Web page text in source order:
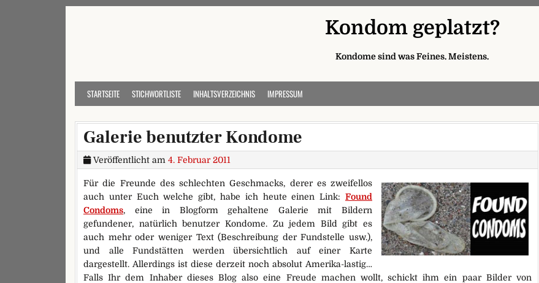
Kondom geplatzt?
Kondome sind was Feines. Meistens.
STARTSEITE STICHWORTLISTE INHALTSVERZEICHNIS IMPRESSUM
Galerie benutzter Kondome
Veröffentlicht am 4. Februar 2011
Für die Freunde des schlechten Geschmacks, derer es zweifellos
auch unter Euch welche gibt, habe ich heute einen Link: Found
Condoms, eine in Blogform gehaltene Galerie mit Bildern
gefundener, natürlich benutzer Kondome. Zu jedem Bild gibt es
auch mehr oder weniger Text (Beschreibung der Fundstelle usw.),
und alle Fundstätten werden übersichtlich auf einer Karte
dargestellt. Allerdings ist diese derzeit noch absolut Amerika-lastig…
Falls Ihr dem Inhaber dieses Blog also eine Freude machen wollt, schickt ihm ein paar Bilder von